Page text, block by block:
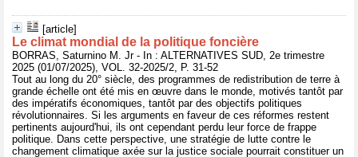
[article]
Le climat mondial de la politique foncière
BORRAS, Saturnino M. Jr - In : ALTERNATIVES SUD, 2e trimestre
2025 (01/07/2025), VOL. 32-2025/2, P. 31-52
Tout au long du 20° siècle, des programmes de redistribution de terre à
grande échelle ont été mis en œuvre dans le monde, motivés tantôt par
des impératifs économiques, tantôt par des objectifs politiques
révolutionnaires. Si les arguments en faveur de ces réformes restent
pertinents aujourd'hui, ils ont cependant perdu leur force de frappe
politique. Dans cette perspective, une stratégie de lutte contre le
changement climatique axée sur la justice sociale pourrait constituer un